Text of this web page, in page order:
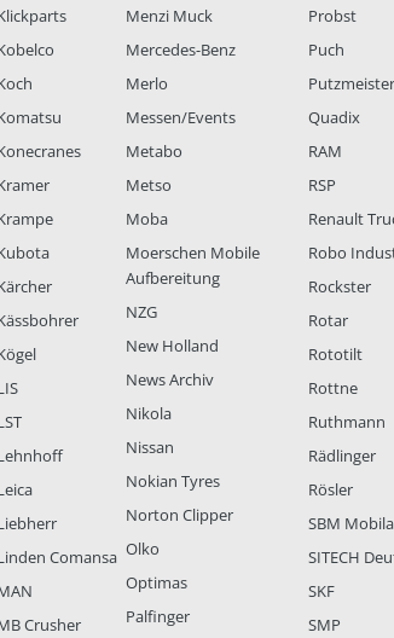
Comansa
Crusher
Menzi Muck
Mercedes-Benz
Merlo
Messen/Events
Metabo
Metso
Moba
Moerschen Mobile
Aufbereitung
NZG
New Holland
News Archiv
Nikola
Nissan
Nokian Tyres
Norton Clipper
Olko
Optimas
Palfinger
Probst
Puch
Putzmeister
Quadix
RAM
RSP
Renault
Robo
Rockster
Rotar
Rototilt
Rottne
Ruthmann
Rädlinger
Rösler
SBM
SITECH
SKF
SMP